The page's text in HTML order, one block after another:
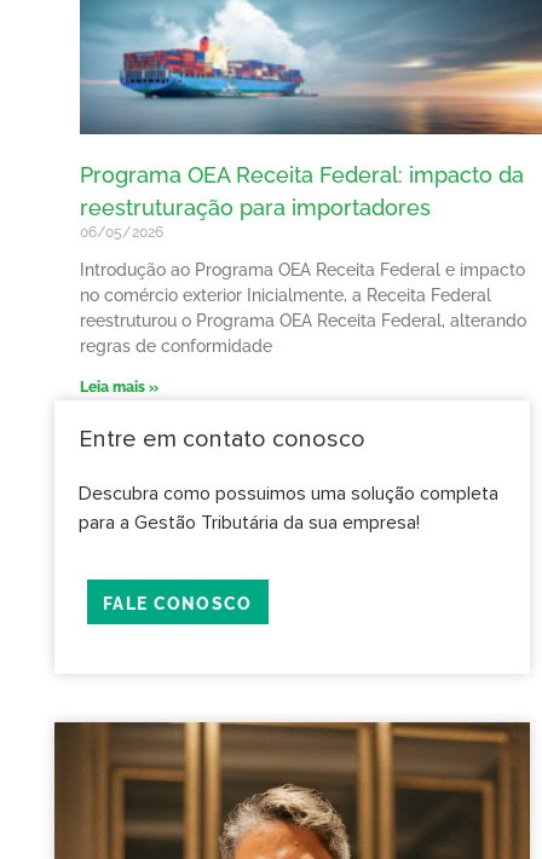
Programa OEA Receita Federal: impacto da
reestruturação para importadores
06/05/2026
Introdução ao Programa OEA Receita Federal e impacto
no comércio exterior Inicialmente, a Receita Federal
reestruturou o Programa OEA Receita Federal, alterando
regras de conformidade
Leia mais »
Entre em contato conosco
Descubra como possuimos uma solução completa
para a Gestão Tributária da sua empresa!
FALE CONOSCO